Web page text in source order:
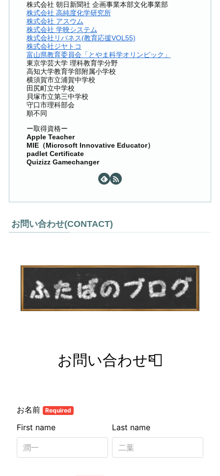
株式会社 朝日新聞社 企画事業本部文化事業部
株式会社 高純度化学研究所
株式会社 アスウム
株式会社 学映システム
株式会社リバネス(教育応援VOL55)
株式会社ジヤトコ
富山県教育委員会「とやま科学オリンピック」
東京学芸大学 理科教育学分野
高知大学教育学部附属小学校
横須賀市立浦賀中学校
田尻町立中学校
貝塚市立第三中学校
守口市理科部会
順不同
ー取得資格ー
Apple Teacher
MIE（Microsoft Innovative Educator）
padlet Certificate
Quizizz Gamechanger
お問い合わせ(CONTACT)